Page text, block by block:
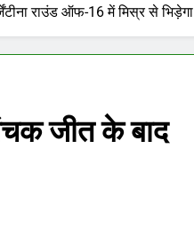
राउंड ऑफ-16 में मिस्र से भिड़ेगा
जीत के बाद